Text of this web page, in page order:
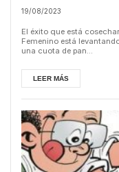
19/08/2023
El éxito que está
Femenino está
una cuota de pan...
LEER MÁS